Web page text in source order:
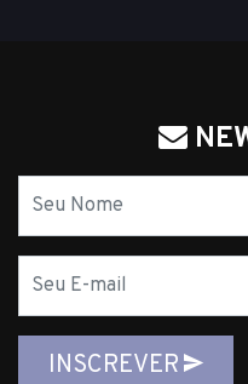
mail
INSCREVER